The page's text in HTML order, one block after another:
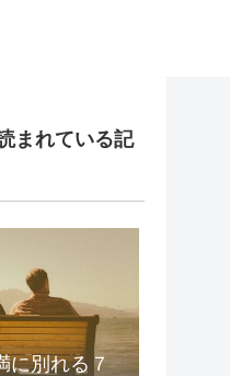
まれている記
に別れる７